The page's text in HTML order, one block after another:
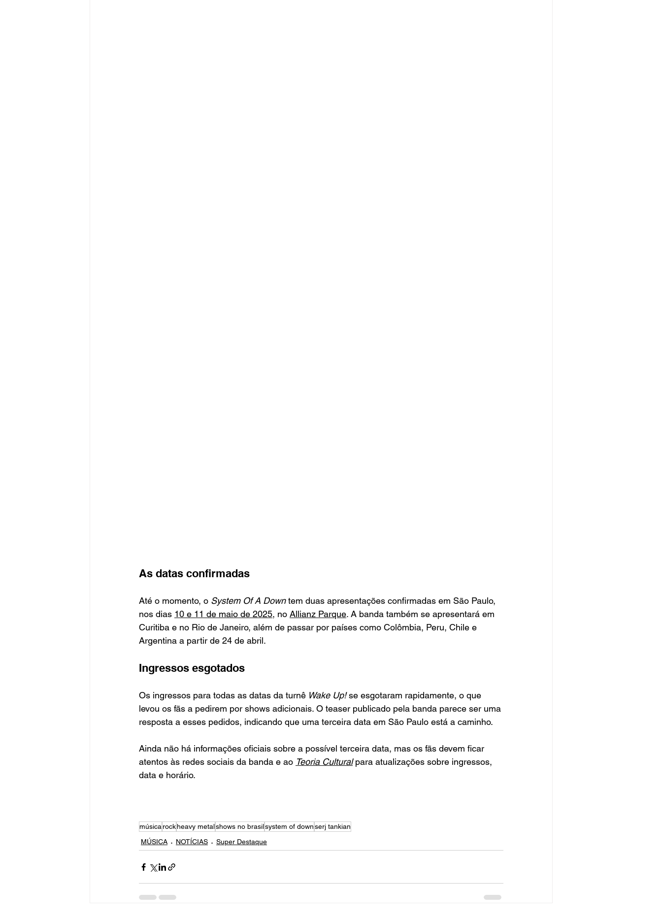
As datas confirmadas
Até o momento, o System Of A Down tem duas apresentações confirmadas em São Paulo,
nos dias 10 e 11 de maio de 2025, no Allianz Parque. A banda também se apresentará em
Curitiba e no Rio de Janeiro, além de passar por países como Colômbia, Peru, Chile e
Argentina a partir de 24 de abril.
Ingressos esgotados
Os ingressos para todas as datas da turnê Wake Up! se esgotaram rapidamente, o que
levou os fãs a pedirem por shows adicionais. O teaser publicado pela banda parece ser uma
resposta a esses pedidos, indicando que uma terceira data em São Paulo está a caminho.
Ainda não há informações oficiais sobre a possível terceira data, mas os fãs devem ficar
atentos às redes sociais da banda e ao Teoria Cultural para atualizações sobre ingressos,
data e horário.
músicarockheavy metalshows no brasilsystem of downserj tankian
MÚSICA
NOTÍCIAS Super Destaque